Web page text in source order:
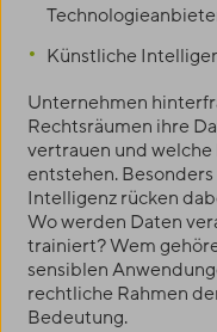
Künstliche
Unternehmen
Rechtsräumen ihre
vertrauen und
entstehen.
Intelligenz rücken
Wo werden Daten
trainiert? Wem
sensiblen
rechtliche Rahmen
Bedeutung.